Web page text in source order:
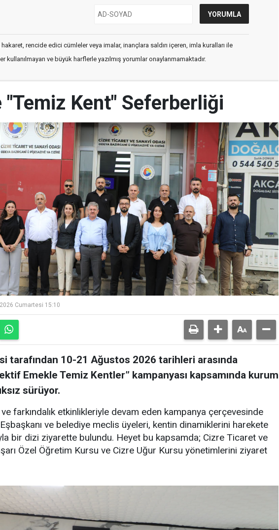
hakaret, rencide edici cümleler veya imalar, inançlara saldırı içeren, imla kuralları ile
kullanılmayan ve büyük harflerle yazılmış yorumlar onaylanmamaktadır.
"Temiz Kent" Seferberliği
Cumartesi 15:10
tarafından 10-21 Ağustos 2026 tarihleri arasında
Emekle Temiz Kentler” kampanyası kapsamında kurum
sürüyor.
ve farkındalık etkinlikleriyle devam eden kampanya çerçevesinde
ve belediye meclis üyeleri, kentin dinamiklerini harekete
bir dizi ziyarette bulundu. Heyet bu kapsamda; Cizre Ticaret ve
Özel Öğretim Kursu ve Cizre Uğur Kursu yönetimlerini ziyaret